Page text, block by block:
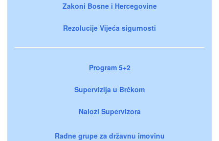
Zakoni Bosne i Hercegovine
Rezolucije Vijeća sigurnosti
Program 5+2
Supervizija u Brčkom
Nalozi Supervizora
Radne grupe za državnu imovinu